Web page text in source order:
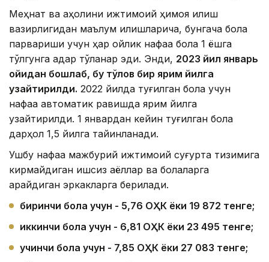
Меҳнат ва аҳолини ижтимоий ҳимоя қилиш
вазирлигидан маълум қилишларича, бунгача бола
парвариши учун ҳар ойлик нафақа бола 1 ёшга
тўлгунга қадар тўланар эди. Энди, 2023 йил январь
ойидан бошлаб, бу тўлов бир ярим йилга
узайтирилди. 2022 йилда туғилган бола учун
нафақа автоматик равишда ярим йилга
узайтирилди. 1 январдан кейин туғилган бола
дарҳол 1,5 йилга тайинланади.
Ушбу нафақа мажбурий ижтимоий суғурта тизимига
кирмайдиган ишсиз аёллар ва болаларга
қарайдиган эркакларга берилади.
биринчи бола учун - 5,76 ОҲК ёки 19 872 тенге;
иккинчи бола учун - 6,81 ОҲК ёки 23 495 тенге;
учинчи бола учун - 7,85 ОҲК ёки 27 083 тенге;